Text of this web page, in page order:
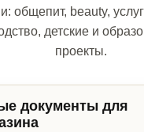
общепит, beauty,
детские и
проекты.
документы для